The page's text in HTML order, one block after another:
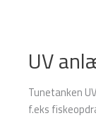
UV
Tunetanken
f.eks